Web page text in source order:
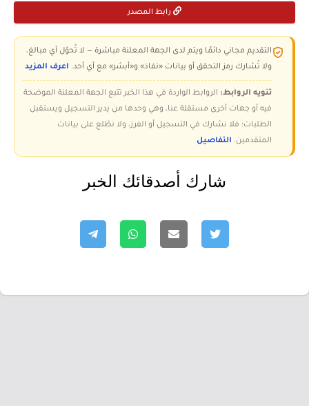
رابط المصدر
التقديم مجاني دائمًا ويتم لدى الجهة المعلنة مباشرة — لا تُحوّل أي مبالغ،
ولا تُشارك رمز التحقق أو بيانات «نفاذ» و«أبشر» مع أي أحد. اعرف المزيد
تنويه الروابط: الروابط الواردة في هذا الخبر تتبع الجهة المعلنة الموضحة
فيه أو جهات أخرى مستقلة عنا، وهي وحدها من يدير التسجيل ويستقبل
الطلبات؛ فلا نشارك في التسجيل أو الفرز، ولا نطّلع على بيانات
المتقدمين. التفاصيل
شارك أصدقائك الخبر